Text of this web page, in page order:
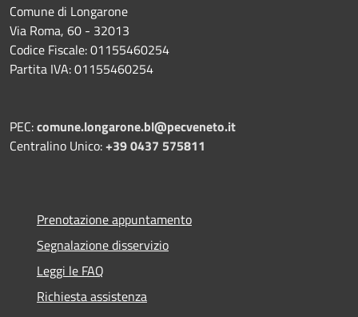
Comune di Longarone
Via Roma, 60 - 32013
Codice Fiscale: 01155460254
Partita IVA: 01155460254
PEC:comune.longarone.bl@pecveneto.it
Centralino Unico:+39 0437 575811
Prenotazione appuntamento
Segnalazione disservizio
Leggi le FAQ
Richiesta assistenza